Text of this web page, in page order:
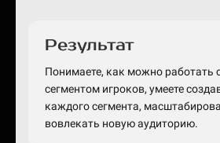
Результат
Понимаете, как можно
сегментом игроков, умеете
каждого сегмента,
вовлекать новую аудиторию.